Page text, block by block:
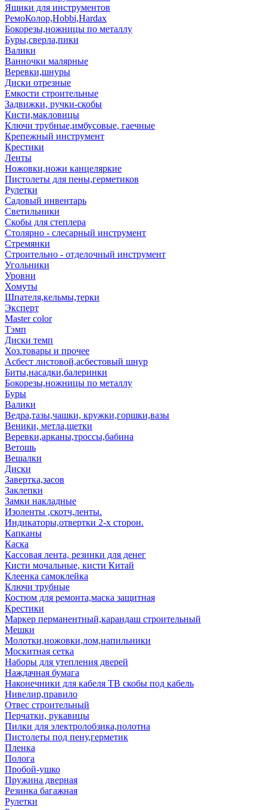
Ящики для инструментов
РемоКолор,Hobbi,Hardax
Бокорезы,ножницы по металлу
Буры,сверла,пики
Валики
Ванночки малярные
Веревки,шнуры
Диски отрезные
Емкости строительные
Задвижки, ручки-скобы
Кисти,макловицы
Ключи трубные,имбусовые, гаечные
Крепежный инструмент
Крестики
Ленты
Ножовки,ножи канцеляркие
Пистолеты для пены,герметиков
Рулетки
Садовый инвентарь
Светильники
Скобы для степлера
Столярно - слесарный инструмент
Стремянки
Строительно - отделочный инструмент
Угольники
Уровни
Хомуты
Шпателя,кельмы,терки
Эксперт
Master color
Тэмп
Диски темп
Хоз.товары и прочее
Асбест листовой,асбестовый шнур
Биты,насадки,балеринки
Бокорезы,ножницы по металлу
Буры
Валики
Ведра,тазы,чашки, кружки,горшки,вазы
Веники, метла,щетки
Веревки,арканы,троссы,бабина
Ветошь
Вешалки
Диски
Завертка,засов
Заклепки
Замки накладные
Изоленты ,скотч,ленты.
Индикаторы,отвертки 2-х сторон.
Капканы
Каска
Кассовая лента, резинки для денег
Кисти мочальные, кисти Китай
Клеенка самоклейка
Ключи трубные
Костюм для ремонта,маска защитная
Крестики
Маркер перманентный,карандаш строительный
Мешки
Молотки,ножовки,лом,напильники
Москитная сетка
Наборы для утепления дверей
Наждачная бумага
Наконечники для кабеля ТВ скобы под кабель
Нивелир,правило
Отвес строительный
Перчатки, рукавицы
Пилки для электролобзика,полотна
Пистолеты под пену,герметик
Пленка
Полога
Пробой-ушко
Пружина дверная
Резинка багажная
Рулетки